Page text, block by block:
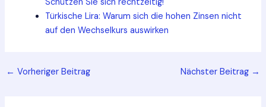
Schützen Sie sich rechtzeitig!
Türkische Lira: Warum sich die hohen Zinsen nicht
auf den Wechselkurs auswirken
Post
← Vorheriger Beitrag Nächster Beitrag →